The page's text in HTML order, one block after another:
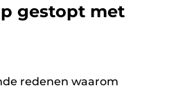
gestopt met
redenen waarom